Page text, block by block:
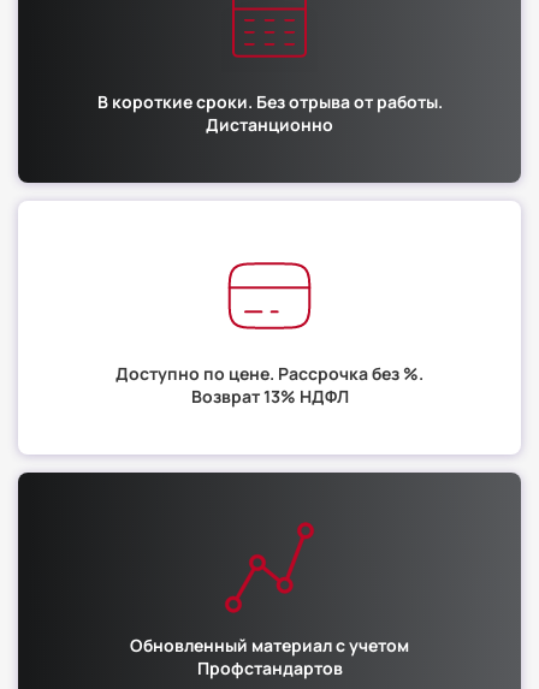
В короткие сроки. Без отрыва от работы.
Дистанционно
Доступно по цене. Рассрочка без %.
Возврат 13% НДФЛ
Обновленный материал с учетом
Профстандартов